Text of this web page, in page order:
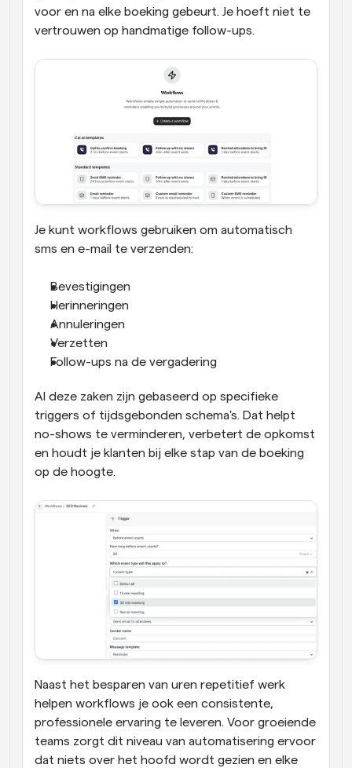
voor en na elke boeking gebeurt. Je hoeft niet te
vertrouwen op handmatige follow-ups.
Je kunt workflows gebruiken om automatisch
sms en e-mail te verzenden:
Bevestigingen
Herinneringen
Annuleringen
Verzetten
Follow-ups na de vergadering
Al deze zaken zijn gebaseerd op specifieke
triggers of tijdsgebonden schema's. Dat helpt
no-shows te verminderen, verbetert de opkomst
en houdt je klanten bij elke stap van de boeking
op de hoogte.
Naast het besparen van uren repetitief werk
helpen workflows je ook een consistente,
professionele ervaring te leveren. Voor groeiende
teams zorgt dit niveau van automatisering ervoor
dat niets over het hoofd wordt gezien en elke